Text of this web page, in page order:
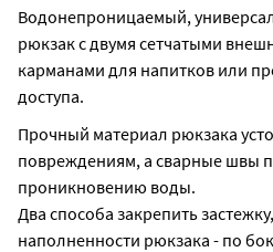
Водонепроницаемый,
рюкзак с двумя сетчатыми
карманами для напитков или
доступа.
Прочный материал рюкзака
повреждениям, а сварные швы
проникновению воды.
Два способа закрепить
наполненности рюкзака - по